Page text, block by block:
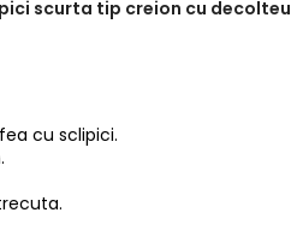
scurta tip creion cu decolteu
cu sclipici.